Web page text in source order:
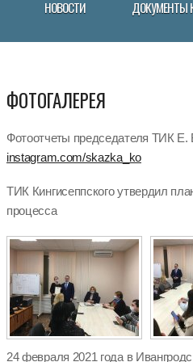
НОВОСТИ ДОКУМЕНТЫ
ФОТОГАЛЕРЕЯ
Фотоотчеты председателя ТИК Е.
instagram.com/skazka_ko
ТИК Кингисеппского утвердил
процесса
24 февраля 2021 года в